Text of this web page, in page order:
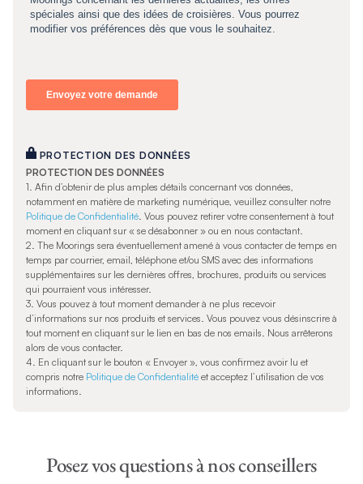
PROTECTION DES DONNÉES
PROTECTION DES DONNÉES
1. Afin d’obtenir de plus amples détails concernant vos données,
notamment en matière de marketing numérique, veuillez consulter notre
Politique de Confidentialité. Vous pouvez retirer votre consentement à tout
moment en cliquant sur « se désabonner » ou en nous contactant.
2. The Moorings sera éventuellement amené à vous contacter de temps en
temps par courrier, email, téléphone et/ou SMS avec des informations
supplémentaires sur les dernières offres, brochures, produits ou services
qui pourraient vous intéresser.
3. Vous pouvez à tout moment demander à ne plus recevoir
d’informations sur nos produits et services. Vous pouvez vous désinscrire à
tout moment en cliquant sur le lien en bas de nos emails. Nous arrêterons
alors de vous contacter.
4. En cliquant sur le bouton « Envoyer », vous confirmez avoir lu et
compris notre Politique de Confidentialitéet acceptez l’utilisation de vos
informations.
Posez vos questions à nos conseillers